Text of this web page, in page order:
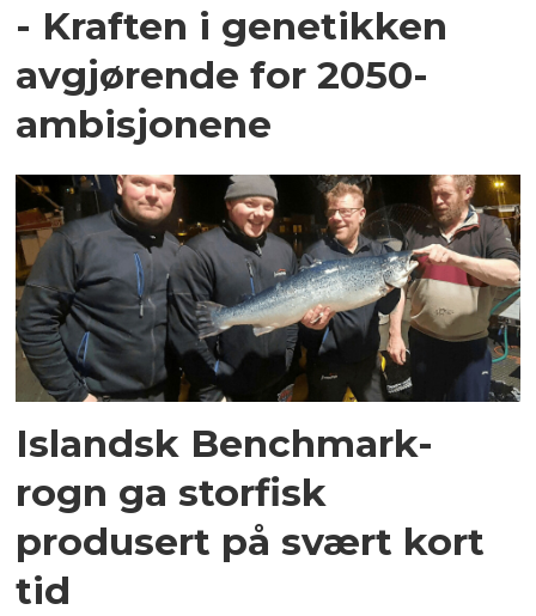
- Kraften i genetikken
avgjørende for 2050-
ambisjonene
Islandsk Benchmark-
rogn ga storfisk
produsert på svært kort
tid